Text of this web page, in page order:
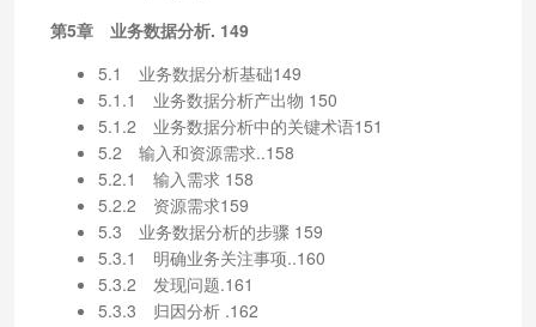
第5章 业务数据分析. 149
5.1 业务数据分析基础149
5.1.1 业务数据分析产出物 150
5.1.2 业务数据分析中的关键术语151
5.2 输入和资源需求..158
5.2.1 输入需求 158
5.2.2 资源需求159
5.3 业务数据分析的步骤 159
5.3.1 明确业务关注事项..160
5.3.2 发现问题.161
5.3.3 归因分析 .162